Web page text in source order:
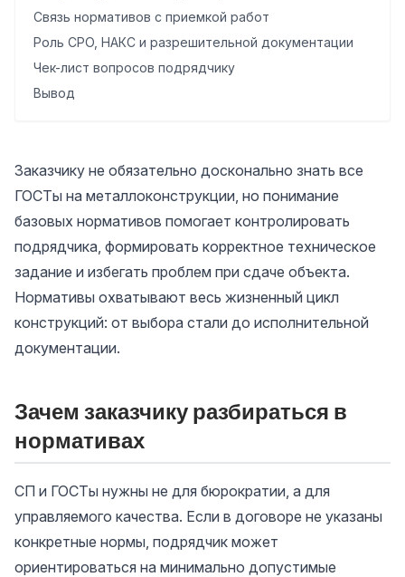
Связь нормативов с приемкой работ
Роль СРО, НАКС и разрешительной документации
Чек-лист вопросов подрядчику
Вывод
Заказчику не обязательно досконально знать все
ГОСТы на металлоконструкции, но понимание
базовых нормативов помогает контролировать
подрядчика, формировать корректное техническое
задание и избегать проблем при сдаче объекта.
Нормативы охватывают весь жизненный цикл
конструкций: от выбора стали до исполнительной
документации.
Зачем заказчику разбираться в
нормативах
СП и ГОСТы нужны не для бюрократии, а для
управляемого качества. Если в договоре не указаны
конкретные нормы, подрядчик может
ориентироваться на минимально допустимые